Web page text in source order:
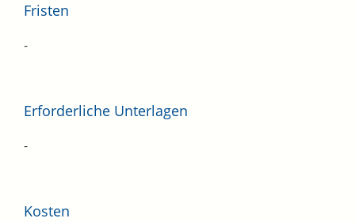
Fristen
-
Erforderliche Unterlagen
-
Kosten